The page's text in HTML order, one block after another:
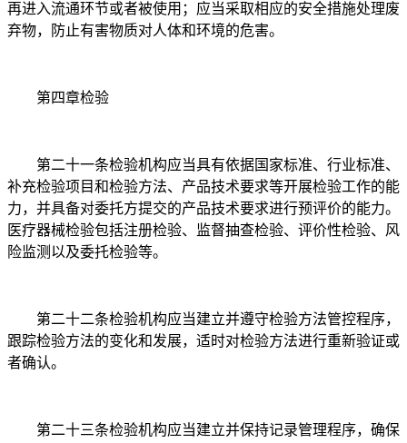
再进入流通环节或者被使用；应当采取相应的安全措施处理废
弃物，防止有害物质对人体和环境的危害。
第四章检验
第二十一条检验机构应当具有依据国家标准、行业标准、
补充检验项目和检验方法、产品技术要求等开展检验工作的能
力，并具备对委托方提交的产品技术要求进行预评价的能力。
医疗器械检验包括注册检验、监督抽查检验、评价性检验、风
险监测以及委托检验等。
第二十二条检验机构应当建立并遵守检验方法管控程序，
跟踪检验方法的变化和发展，适时对检验方法进行重新验证或
者确认。
第二十三条检验机构应当建立并保持记录管理程序，确保